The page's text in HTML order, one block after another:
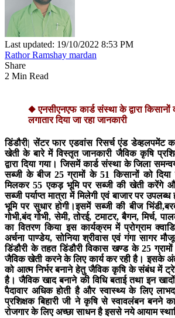
Last updated: 19/10/2022 8:53 PM
Rathor Ramshay mardan
Share
2 Min Read
◆ एनसीएनएफ कार्ड संस्था के द्वारा
लगातार दिया जा रहा जानकारी
डिंडौरी| सेंटर फार एडवांस रिसर्च एंड डेव्हलपमेंट
खेती के बारे में विस्तृत जानकारी जैविक कृषि
द्वारा दिया गया। जिसमें कार्ड संस्था के जिला
सब्जी के बीज 25 ग्रामों के 51 किसानों को
मिलकर 55 एकड़ भूमि पर सब्जी की खेती करेंगे
सब्जी पर्याप्त मात्रा में मिलेगी एवं बाजार पर
भूमि पर सुधार होगी।इसमें सब्जी की बीज
गोभी,बंद गोभी, सेमी, तोरई, टमाटर, बैगन, मिर्च,
का वितरण किया इस कार्यक्रम में प्रोग्राम
अर्चना पाण्डेय, सोनिया श्रीवास एवं गंगा सागर
डिंडौरी के तहत डिंडौरी विकास खण्ड के 25
जैविक खेती करने के लिए कार्य कर रही है। इसके
को आत्म निर्भर बनाने हेतु जैविक कृषि के संबंध में
है। जैविक खाद बनाने की विधि बताई तथा इन
पैदावार अधिक होती है और स्वास्थ्य के लिए
प्रशिक्षक बिहारी जी ने कृषि से स्वावलंबन बनने
रोजगार के लिए अच्छा साधन है इससे नये आयाम